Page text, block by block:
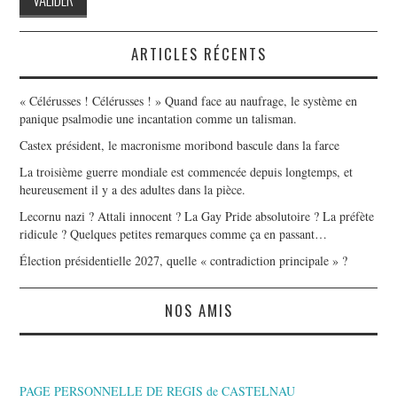
ARTICLES RÉCENTS
« Célérusses ! Célérusses ! » Quand face au naufrage, le système en
panique psalmodie une incantation comme un talisman.
Castex président, le macronisme moribond bascule dans la farce
La troisième guerre mondiale est commencée depuis longtemps, et
heureusement il y a des adultes dans la pièce.
Lecornu nazi ? Attali innocent ? La Gay Pride absolutoire ? La préfète
ridicule ? Quelques petites remarques comme ça en passant…
Élection présidentielle 2027, quelle « contradiction principale » ?
NOS AMIS
PAGE PERSONNELLE DE REGIS de CASTELNAU